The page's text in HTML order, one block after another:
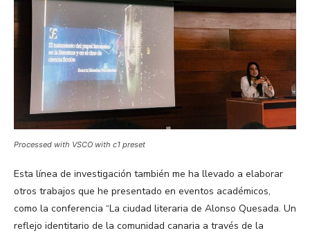
Processed with VSCO with c1 preset
Esta línea de investigación también me ha llevado a elaborar
otros trabajos que he presentado en eventos académicos,
como la conferencia “La ciudad literaria de Alonso Quesada. Un
reflejo identitario de la comunidad canaria a través de la